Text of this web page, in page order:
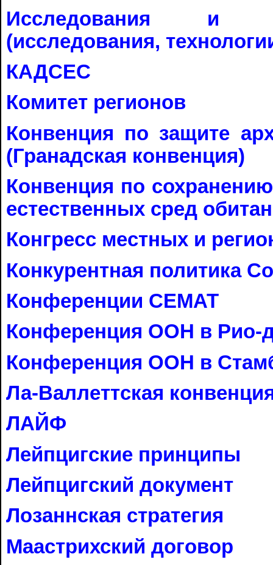
Исследования и
(исследования,
КАДСЕС
Комитет регионов
Конвенция по защите
(Гранадская конвенция)
Конвенция по
естественных сред
Конгресс местных и
Конкурентная политика
Конференции CEMAT
Конференция ООН в
Конференция ООН в
Ла-Валлеттская
ЛАЙФ
Лейпцигские принципы
Лейпцигский документ
Лозаннская стратегия
Маастрихский договор